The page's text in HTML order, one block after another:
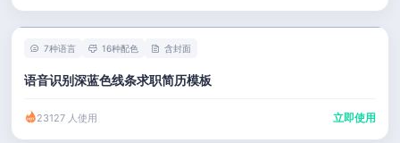
7种语言 16种配色 含封面
语音识别深蓝色线条求职简历模板
23127 人使用 立即使用